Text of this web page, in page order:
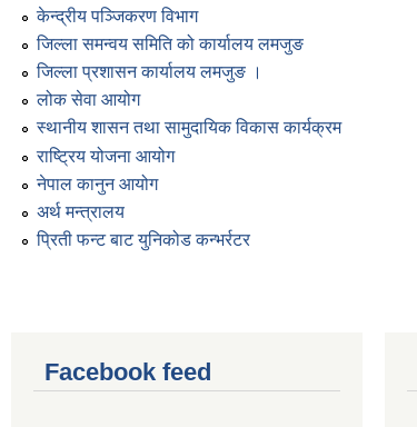
केन्द्रीय पञ्जिकरण विभाग
जिल्ला समन्वय समिति को कार्यालय लमजुङ
जिल्ला प्रशासन कार्यालय लमजुङ ।
लोक सेवा आयोग
स्थानीय शासन तथा सामुदायिक विकास कार्यक्रम
राष्ट्रिय योजना आयोग
नेपाल कानुन आयोग
अर्थ मन्त्रालय
प्रिती फन्ट बाट युनिकोड कन्भर्रटर
Facebook feed